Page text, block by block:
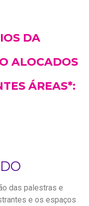
DA
ALOCADOS
ÁREAS*:
das palestras e
e os espaços